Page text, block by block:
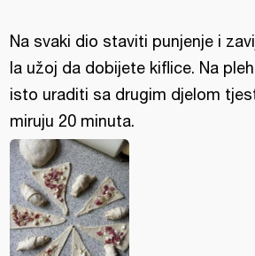
Na svaki dio staviti punjenje i
la užoj da dobijete kiflice. Na
isto uraditi sa drugim djelom
miruju 20 minuta.